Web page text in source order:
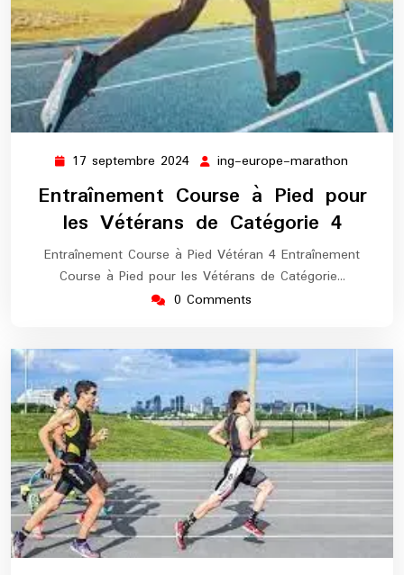
17 septembre 2024 17
2024
ing-europe-marathon
Entraînement Course à Pied pour
les Vétérans de Catégorie 4
Entraînement Course à Pied Vétéran 4 Entraînement
Course à Pied pour les Vétérans de Catégorie…
0 Comments